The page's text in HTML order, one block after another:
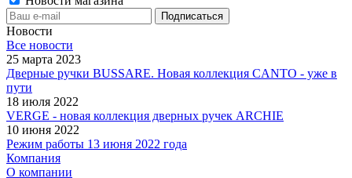
Новости
Все новости
25 марта 2023
Дверные ручки BUSSARE. Новая коллекция CANTO - уже в
пути
18 июля 2022
VERGE - новая коллекция дверных ручек ARCHIE
10 июня 2022
Режим работы 13 июня 2022 года
Компания
О компании